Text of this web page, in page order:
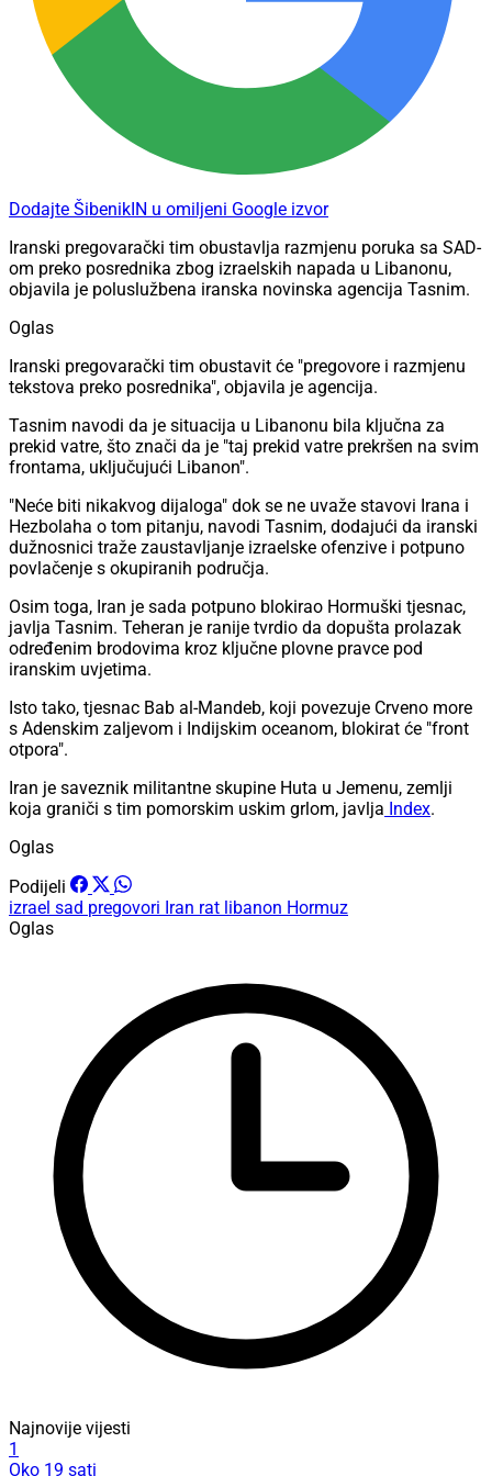
Dodajte ŠibenikIN u omiljeni Google izvor
Iranski pregovarački tim obustavlja razmjenu poruka sa SAD-
om preko posrednika zbog izraelskih napada u Libanonu,
objavila je poluslužbena iranska novinska agencija Tasnim.
Oglas
Iranski pregovarački tim obustavit će "pregovore i razmjenu
tekstova preko posrednika", objavila je agencija.
Tasnim navodi da je situacija u Libanonu bila ključna za
prekid vatre, što znači da je "taj prekid vatre prekršen na svim
frontama, uključujući Libanon".
"Neće biti nikakvog dijaloga" dok se ne uvaže stavovi Irana i
Hezbolaha o tom pitanju, navodi Tasnim, dodajući da iranski
dužnosnici traže zaustavljanje izraelske ofenzive i potpuno
povlačenje s okupiranih područja.
Osim toga, Iran je sada potpuno blokirao Hormuški tjesnac,
javlja Tasnim. Teheran je ranije tvrdio da dopušta prolazak
određenim brodovima kroz ključne plovne pravce pod
iranskim uvjetima.
Isto tako, tjesnac Bab al-Mandeb, koji povezuje Crveno more
s Adenskim zaljevom i Indijskim oceanom, blokirat će "front
otpora".
Iran je saveznik militantne skupine Huta u Jemenu, zemlji
koja graniči s tim pomorskim uskim grlom, javlja Index.
Oglas
Podijeli
izrael sad pregovori Iran rat libanon Hormuz
Oglas
Najnovije vijesti
1
Oko 19 sati